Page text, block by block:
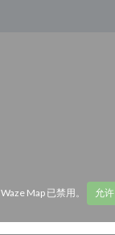
Waze Map 已禁用。 允许